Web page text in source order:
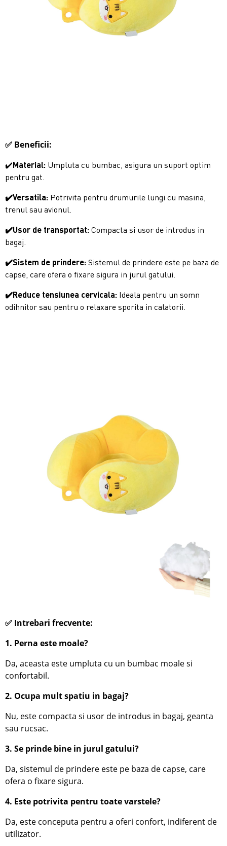
✅ Beneficii:
✔️Material: Umpluta cu bumbac, asigura un suport optim
pentru gat.
✔️Versatila: Potrivita pentru drumurile lungi cu masina,
trenul sau avionul.
✔️Usor de transportat: Compacta si usor de introdus in
bagaj.
✔️Sistem de prindere: Sistemul de prindere este pe baza de
capse, care ofera o fixare sigura in jurul gatului.
✔️Reduce tensiunea cervicala: Ideala pentru un somn
odihnitor sau pentru o relaxare sporita in calatorii.
✅ Intrebari frecvente:
1. Perna este moale?
Da, aceasta este umpluta cu un bumbac moale si
confortabil.
2. Ocupa mult spatiu in bagaj?
Nu, este compacta si usor de introdus in bagaj, geanta
sau rucsac.
3. Se prinde bine in jurul gatului?
Da, sistemul de prindere este pe baza de capse, care
ofera o fixare sigura.
4. Este potrivita pentru toate varstele?
Da, este conceputa pentru a oferi confort, indiferent de
utilizator.